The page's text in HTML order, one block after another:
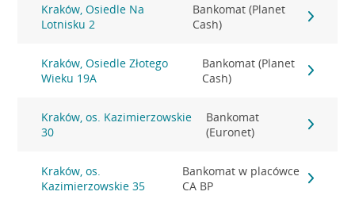
Kraków, Osiedle Na
Lotnisku 2
Bankomat (Planet
Cash)
Kraków, Osiedle Złotego
Wieku 19A
Bankomat (Planet
Cash)
Kraków, os. Kazimierzowskie
30
Bankomat
(Euronet)
Kraków, os.
Kazimierzowskie 35
Bankomat w placówce
CA BP